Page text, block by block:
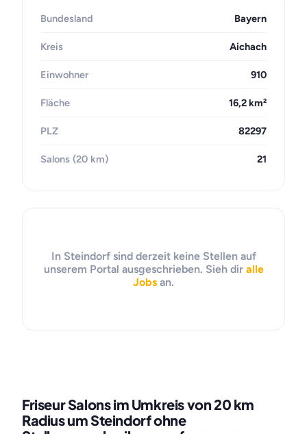
Bundesland Bayern
Kreis Aichach
Einwohner 910
Fläche 16,2 km²
PLZ 82297
Salons (20 km) 21
In Steindorf sind derzeit keine Stellen auf
unserem Portal ausgeschrieben. Sieh dir alle
Jobs an.
Friseur Salons im Umkreis von 20 km
Radius um Steindorf ohne